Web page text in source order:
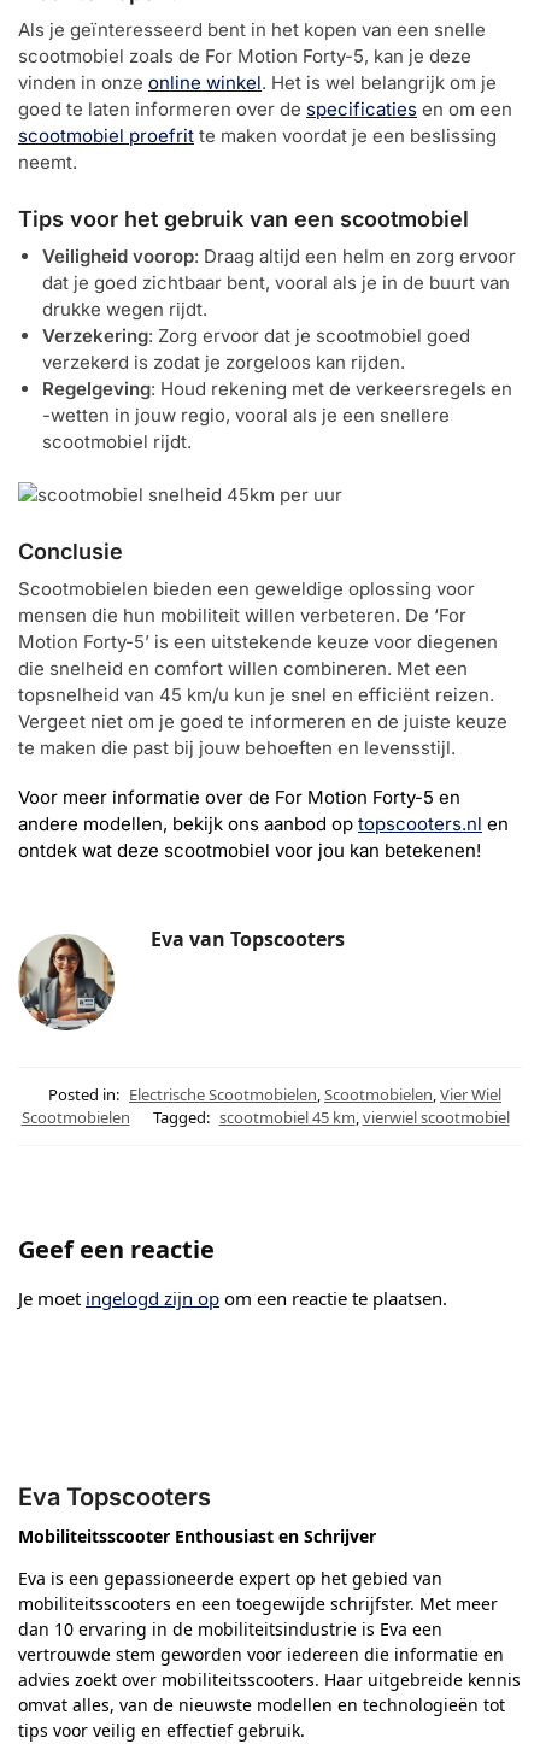
Als je geïnteresseerd bent in het kopen van een snelle
scootmobiel zoals de For Motion Forty-5, kan je deze
vinden in onze online winkel. Het is wel belangrijk om je
goed te laten informeren over de specificaties en om een
scootmobiel proefrit te maken voordat je een beslissing
neemt.
Tips voor het gebruik van een scootmobiel
Veiligheid voorop: Draag altijd een helm en zorg ervoor
dat je goed zichtbaar bent, vooral als je in de buurt van
drukke wegen rijdt.
Verzekering: Zorg ervoor dat je scootmobiel goed
verzekerd is zodat je zorgeloos kan rijden.
Regelgeving: Houd rekening met de verkeersregels en
-wetten in jouw regio, vooral als je een snellere
scootmobiel rijdt.
Conclusie
Scootmobielen bieden een geweldige oplossing voor
mensen die hun mobiliteit willen verbeteren. De ‘For
Motion Forty-5’ is een uitstekende keuze voor diegenen
die snelheid en comfort willen combineren. Met een
topsnelheid van 45 km/u kun je snel en efficiënt reizen.
Vergeet niet om je goed te informeren en de juiste keuze
te maken die past bij jouw behoeften en levensstijl.
Voor meer informatie over de For Motion Forty-5 en
andere modellen, bekijk ons aanbod op topscooters.nl en
ontdek wat deze scootmobiel voor jou kan betekenen!
Eva van Topscooters
Posted in: Electrische Scootmobielen,Scootmobielen,Vier Wiel
Scootmobielen
Tagged: scootmobiel 45 km,vierwiel scootmobiel
Geef een reactie
Je moet ingelogd zijn op om een reactie te plaatsen.
Eva Topscooters
Mobiliteitsscooter Enthousiast en Schrijver
Eva is een gepassioneerde expert op het gebied van
mobiliteitsscooters en een toegewijde schrijfster. Met meer
dan 10 ervaring in de mobiliteitsindustrie is Eva een
vertrouwde stem geworden voor iedereen die informatie en
advies zoekt over mobiliteitsscooters. Haar uitgebreide kennis
omvat alles, van de nieuwste modellen en technologieën tot
tips voor veilig en effectief gebruik.